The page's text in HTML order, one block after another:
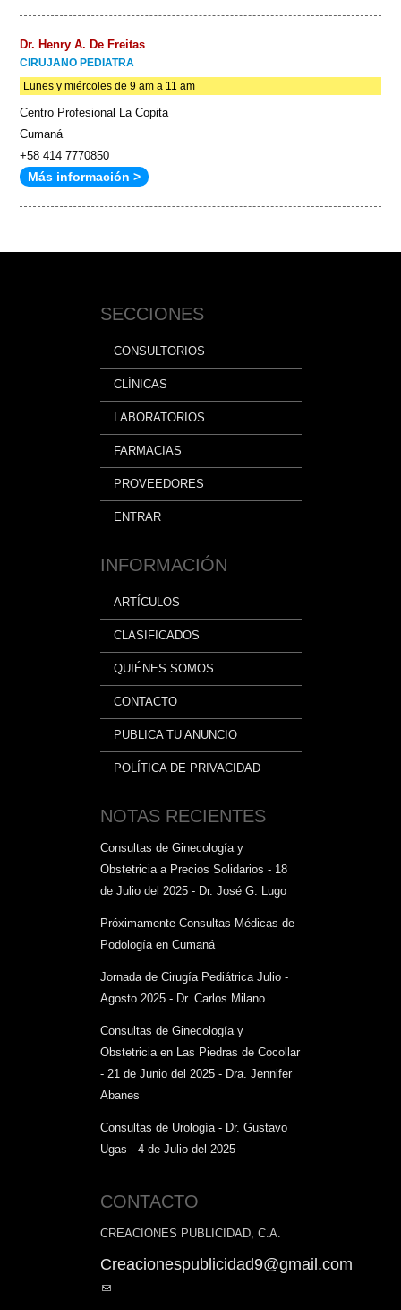
Dr. Henry A. De Freitas
CIRUJANO PEDIATRA
Lunes y miércoles de 9 am a 11 am
Centro Profesional La Copita
Cumaná
+58 414 7770850
Más información >
SECCIONES
CONSULTORIOS
CLÍNICAS
LABORATORIOS
FARMACIAS
PROVEEDORES
ENTRAR
INFORMACIÓN
ARTÍCULOS
CLASIFICADOS
QUIÉNES SOMOS
CONTACTO
PUBLICA TU ANUNCIO
POLÍTICA DE PRIVACIDAD
NOTAS RECIENTES
Consultas de Ginecología y
Obstetricia a Precios Solidarios - 18
de Julio del 2025 - Dr. José G. Lugo
Próximamente Consultas Médicas de
Podología en Cumaná
Jornada de Cirugía Pediátrica Julio -
Agosto 2025 - Dr. Carlos Milano
Consultas de Ginecología y
Obstetricia en Las Piedras de Cocollar
- 21 de Junio del 2025 - Dra. Jennifer
Abanes
Consultas de Urología - Dr. Gustavo
Ugas - 4 de Julio del 2025
CONTACTO
CREACIONES PUBLICIDAD, C.A.
Creacionespublicidad9@gmail.com
(link